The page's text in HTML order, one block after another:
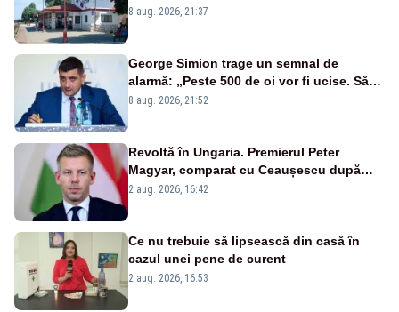
liniile printr-un loc nepermis
8 aug. 2026, 21:37
George Simion trage un semnal de
alarmă: „Peste 500 de oi vor fi ucise. Să
vedem dacă ciobanii vor fi despăgubiți”
8 aug. 2026, 21:52
Revoltă în Ungaria. Premierul Peter
Magyar, comparat cu Ceaușescu după
anunțul referitor la criza energetică
2 aug. 2026, 16:42
Ce nu trebuie să lipsească din casă în
cazul unei pene de curent
2 aug. 2026, 16:53